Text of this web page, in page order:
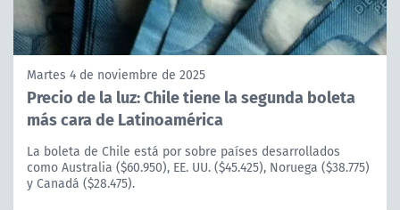
Martes 4 de noviembre de 2025
Precio de la luz: Chile tiene la segunda boleta
más cara de Latinoamérica
La boleta de Chile está por sobre países desarrollados
como Australia ($60.950), EE. UU. ($45.425), Noruega ($38.775)
y Canadá ($28.475).